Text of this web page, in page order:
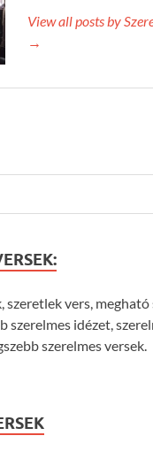
View all posts by
→
szeretlek vers, megható
szerelmes idézet,
szerelmes versek.